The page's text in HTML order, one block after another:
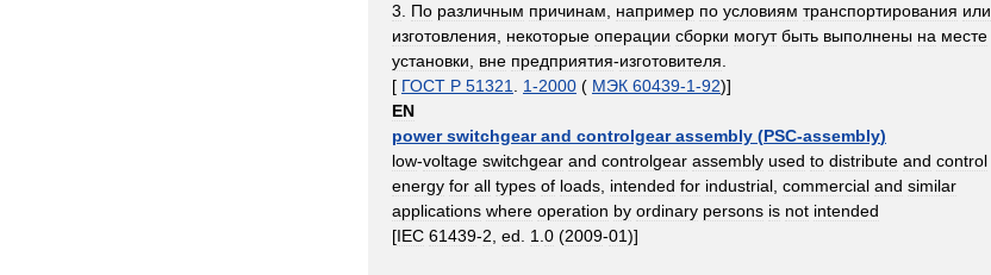
3
По различным причинам например по условиям транспортирования или
изготовления
некоторые операции сборки могут быть выполнены на месте
установки
вне предприятия-изготовителя
[ ГОСТ Р 51321 1-2000 ( МЭК 60439-1-92)]
EN
power switchgear and controlgear assembly (PSC-assembly)
low-voltage switchgear and controlgear assembly used to distribute and control
energy for all types of loads intended for industrial commercial and similar
applications where operation by ordinary persons is not intended
[IEC 61439-2 ed 1 0 (2009-01)]